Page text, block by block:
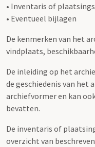
• Inventaris of
• Eventueel bijlagen
De kenmerken van het
vindplaats,
De inleiding op het
de geschiedenis van het
archiefvormer en kan
bevatten.
De inventaris of
overzicht van